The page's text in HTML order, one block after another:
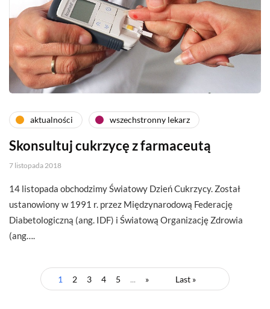
aktualności wszechstronny lekarz
Skonsultuj cukrzycę z farmaceutą
7 listopada 2018
14 listopada obchodzimy Światowy Dzień Cukrzycy. Został
ustanowiony w 1991 r. przez Międzynarodową Federację
Diabetologiczną (ang. IDF) i Światową Organizację Zdrowia
(ang….
1 2 3 4 5 ... » Last »